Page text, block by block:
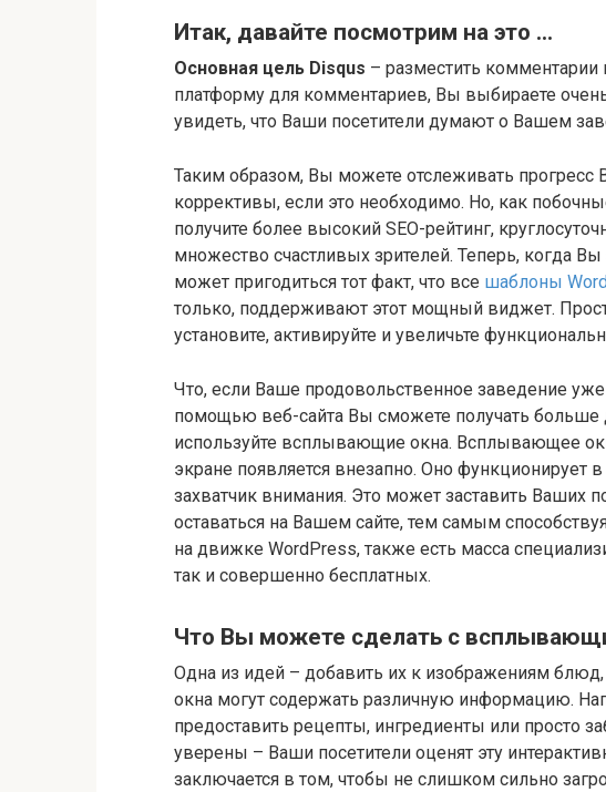
Итак, давайте посмотрим на это …
Основная цель Disqus – разместить
платформу для комментариев, Вы выбираете
увидеть, что Ваши посетители думают о Вашем
Таким образом, Вы можете отслеживать прогресс
коррективы, если это необходимо. Но, как
получите более высокий SEO-рейтинг,
множество счастливых зрителей. Теперь, когда
может пригодиться тот факт, что все шаблоны
только, поддерживают этот мощный виджет.
установите, активируйте и увеличьте
Что, если Ваше продовольственное заведение
помощью веб-сайта Вы сможете получать больше
используйте всплывающие окна. Всплывающее
экране появляется внезапно. Оно функционирует
захватчик внимания. Это может заставить Ваших
оставаться на Вашем сайте, тем самым
на движке WordPress, также есть масса
так и совершенно бесплатных.
Что Вы можете сделать с
Одна из идей – добавить их к изображениям
окна могут содержать различную информацию.
предоставить рецепты, ингредиенты или просто
уверены – Ваши посетители оценят эту
заключается в том, чтобы не слишком сильно